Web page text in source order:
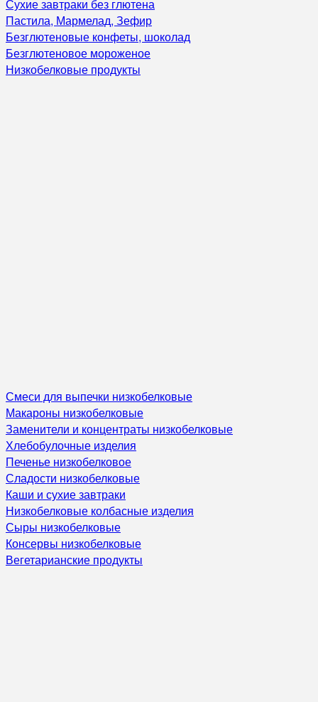
Сухие завтраки без глютена
Пастила, Мармелад, Зефир
Безглютеновые конфеты, шоколад
Безглютеновое мороженое
Низкобелковые продукты
Смеси для выпечки низкобелковые
Макароны низкобелковые
Заменители и концентраты низкобелковые
Хлебобулочные изделия
Печенье низкобелковое
Сладости низкобелковые
Каши и сухие завтраки
Низкобелковые колбасные изделия
Сыры низкобелковые
Консервы низкобелковые
Вегетарианские продукты